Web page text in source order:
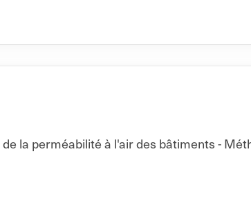
la perméabilité à l'air des bâtiments -